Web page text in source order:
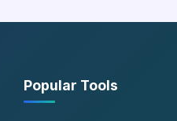
Popular Tools